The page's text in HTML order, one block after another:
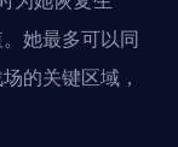
她最多可以同
的关键区域，